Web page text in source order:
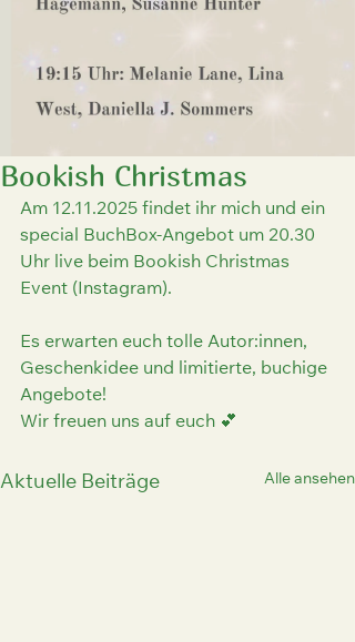
Bookish Christmas
Am 12.11.2025 findet ihr mich und ein
special BuchBox-Angebot um 20.30
Uhr live beim Bookish Christmas
Event (Instagram).
Es erwarten euch tolle Autor:innen,
Geschenkidee und limitierte, buchige
Angebote!
Wir freuen uns auf euch 💕
Aktuelle Beiträge Alle ansehen